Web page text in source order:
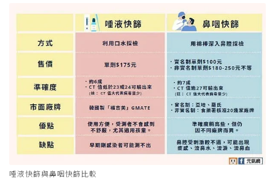
唾液快篩與鼻咽快篩比較